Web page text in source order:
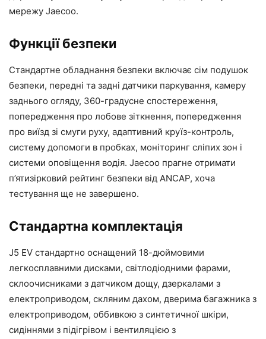
мережу Jaecoo.
Функції безпеки
Стандартне обладнання безпеки включає сім подушок
безпеки, передні та задні датчики паркування, камеру
заднього огляду, 360-градусне спостереження,
попередження про лобове зіткнення, попередження
про виїзд зі смуги руху, адаптивний круїз-контроль,
систему допомоги в пробках, моніторинг сліпих зон і
системи оповіщення водія. Jaecoo прагне отримати
п’ятизірковий рейтинг безпеки від ANCAP, хоча
тестування ще не завершено.
Стандартна комплектація
J5 EV стандартно оснащений 18-дюймовими
легкосплавними дисками, світлодіодними фарами,
склоочисниками з датчиком дощу, дзеркалами з
електроприводом, скляним дахом, дверима багажника з
електроприводом, оббивкою з синтетичної шкіри,
сидіннями з підігрівом і вентиляцією з